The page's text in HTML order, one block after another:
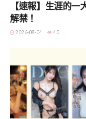
【速報】生涯的
解禁！
2026-08-04 40